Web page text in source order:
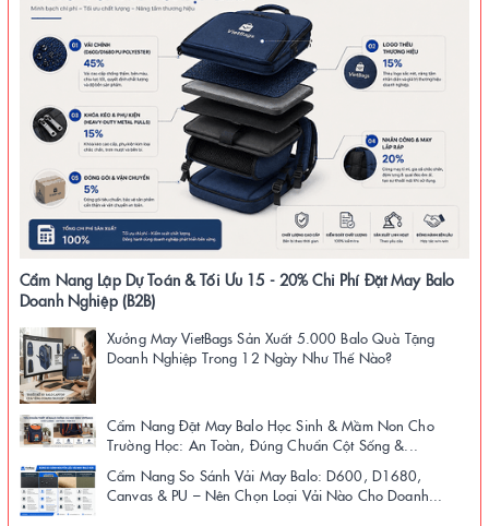
Cẩm Nang Lập Dự Toán & Tối Ưu 15 - 20% Chi Phí Đặt May Balo
Doanh Nghiệp (B2B)
Xưởng May VietBags Sản Xuất 5.000 Balo Quà Tặng
Doanh Nghiệp Trong 12 Ngày Như Thế Nào?
Cẩm Nang Đặt May Balo Học Sinh & Mầm Non Cho
Trường Học: An Toàn, Đúng Chuẩn Cột Sống &...
Cẩm Nang So Sánh Vải May Balo: D600, D1680,
Canvas & PU – Nên Chọn Loại Vải Nào Cho Doanh...